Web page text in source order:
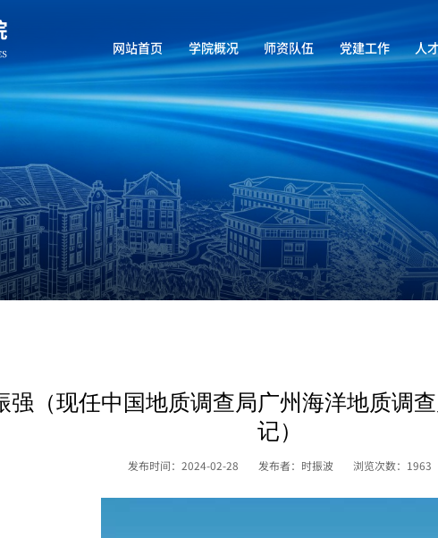
网站首页 学院概况 师资队伍 党建工作 人
强（现任中国地质调查局广州海洋地质调
记）
发布时间：2024-02-28 发布者：时振波 浏览次数： 1963